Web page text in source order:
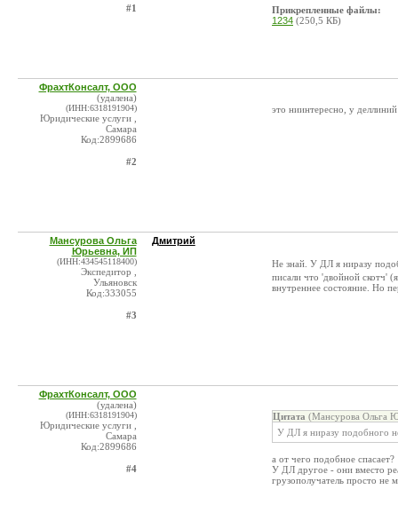
#1
Прикрепленные файлы:
1234 (250,5 КБ)
ФрахтКонсалт, ООО
(удалена)
(ИНН:6318191904)
Юридические услуги ,
Самара
Код:2899686
#2
это ниинтересно, у
Мансурова Ольга
Юрьевна, ИП
(ИНН:434545118400)
Экспедитор ,
Ульяновск
Код:333055
#3
Дмитрий
Не знай. У ДЛ я ниразу
писали что 'двойной скотч'
внутреннее состояние. Но
ФрахтКонсалт, ООО
(удалена)
(ИНН:6318191904)
Юридические услуги ,
Самара
Код:2899686
#4
Цитата (Мансурова Ольга
У ДЛ я ниразу подобного
а от чего подобное спасает?
У ДЛ другое - они вместо
грузополучатель просто не